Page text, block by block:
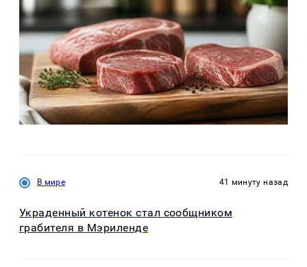
В мире 41 минуту назад
Украденный котенок стал сообщником
грабителя в Мэриленде